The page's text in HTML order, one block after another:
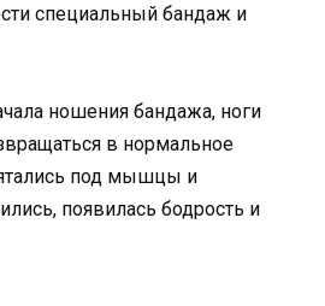
специальный бандаж и
ношения бандажа, ноги
в нормальное
под мышцы и
появилась бодрость и